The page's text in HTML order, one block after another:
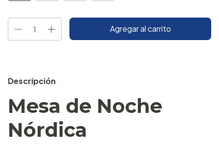
Descripción
Mesa de Noche
Nórdica